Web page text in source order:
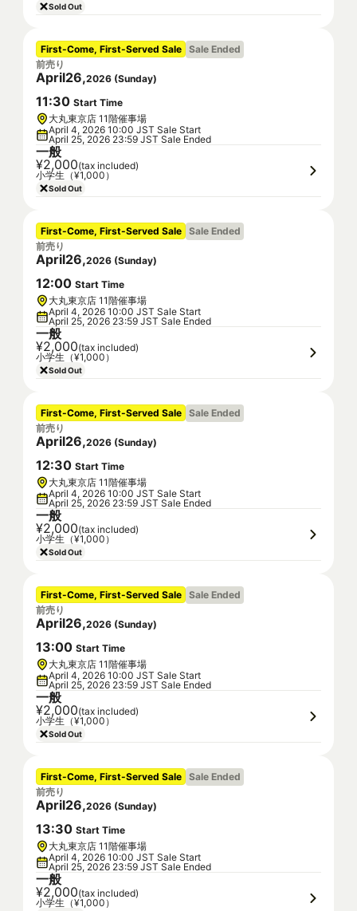
Sold Out
First-Come, First-Served Sale Sale Ended
前売り
April26,2026 (Sunday)
11:30 Start Time
大丸東京店 11階催事場
April 4, 2026 10:00 JST Sale Start
April 25, 2026 23:59 JST Sale Ended
一般
¥2,000(tax included)
小学生（¥1,000）
Sold Out
First-Come, First-Served Sale Sale Ended
前売り
April26,2026 (Sunday)
12:00 Start Time
大丸東京店 11階催事場
April 4, 2026 10:00 JST Sale Start
April 25, 2026 23:59 JST Sale Ended
一般
¥2,000(tax included)
小学生（¥1,000）
Sold Out
First-Come, First-Served Sale Sale Ended
前売り
April26,2026 (Sunday)
12:30 Start Time
大丸東京店 11階催事場
April 4, 2026 10:00 JST Sale Start
April 25, 2026 23:59 JST Sale Ended
一般
¥2,000(tax included)
小学生（¥1,000）
Sold Out
First-Come, First-Served Sale Sale Ended
前売り
April26,2026 (Sunday)
13:00 Start Time
大丸東京店 11階催事場
April 4, 2026 10:00 JST Sale Start
April 25, 2026 23:59 JST Sale Ended
一般
¥2,000(tax included)
小学生（¥1,000）
Sold Out
First-Come, First-Served Sale Sale Ended
前売り
April26,2026 (Sunday)
13:30 Start Time
大丸東京店 11階催事場
April 4, 2026 10:00 JST Sale Start
April 25, 2026 23:59 JST Sale Ended
一般
¥2,000(tax included)
小学生（¥1,000）